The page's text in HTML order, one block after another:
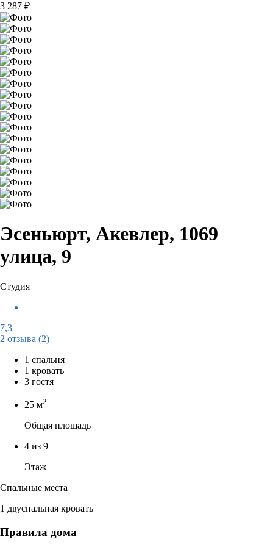
3 287 ₽
Эсеньюрт, Акевлер, 1069
улица, 9
Студия
7,3
2 отзыва (2)
1 спальня
1 кровать
3 гостя
25 м2
Общая площадь
4 из 9
Этаж
Спальные места
1 двуспальная кровать
Правила дома